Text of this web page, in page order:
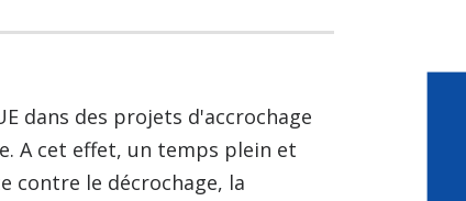
dans des projets d'accrochage
A cet effet, un temps plein et
contre le décrochage, la